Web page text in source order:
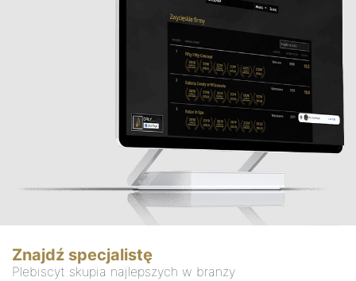
Znajdź specjalistę
Plebiscyt skupia najlepszych w branży